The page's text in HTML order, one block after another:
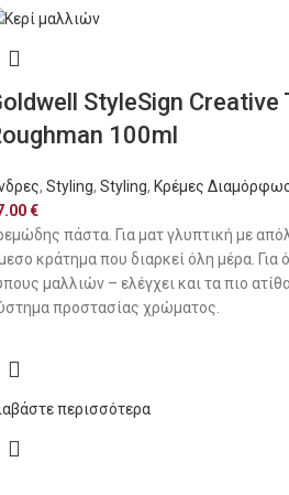
StyleSign Creative
100ml
, Styling, Styling, Κρέμες
€
πάστα. Για ματ γλυπτική με
κράτημα που διαρκεί όλη μέρα. Για
μαλλιών – ελέγχει και τα πιο
προστασίας χρώματος.
περισσότερα